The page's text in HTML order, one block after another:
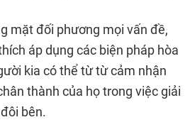
mặt đối phương mọi vấn đề,
áp dụng các biện pháp hòa
kia có thể từ từ cảm nhận
thành của họ trong việc giải
bên.